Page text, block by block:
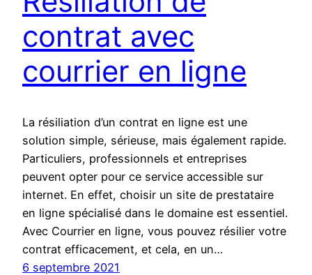
contrat avec
courrier en ligne
La résiliation d’un contrat en ligne est une
solution simple, sérieuse, mais également rapide.
Particuliers, professionnels et entreprises
peuvent opter pour ce service accessible sur
internet. En effet, choisir un site de prestataire
en ligne spécialisé dans le domaine est essentiel.
Avec Courrier en ligne, vous pouvez résilier votre
contrat efficacement, et cela, en un…
6 septembre 2021